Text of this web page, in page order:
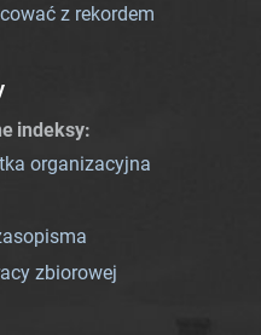
z rekordem
indeksy:
organizacyjna
zbiorowej